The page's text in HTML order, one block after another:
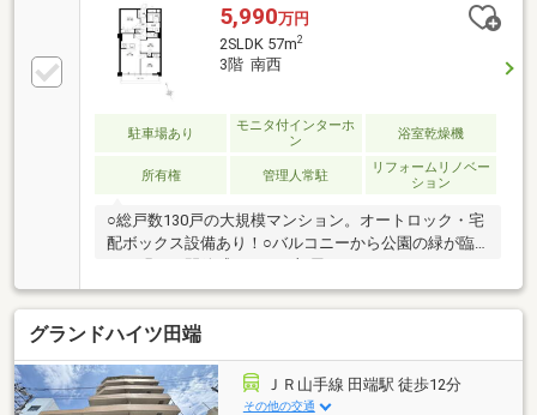
ローリング、クロス張替え・専有部給排水管交換・ハ
ウスクリーニング 等○管理体制良好○2020年大規模修
繕工事実施済○ご都合に合わせて現地ご見学いただけ
ます。 お気軽にお問い合わせください！
5,990万円
2SLDK 57m2
3階 南西
駐車場あり
モニタ付インターホ
ン
浴室乾燥機
所有権 管理人常駐
リフォームリノベー
ション
○総戸数130戸の大規模マンション。オートロック・宅
配ボックス設備あり！○バルコニーから公園の緑が臨
を新設♪家族との会話を楽しみながらお料理ができま
す○全洋室クローゼット付き！廊下には物入もあり、
整理しやすい室内○徒歩5分圏内に、スーパーやコンビ
ニ、ドラッグストアが揃い便利です◎リノベーション
内容（2026年6月完了）■システムキッチン■ユニット
バス（追焚機能付）■洗面化粧台■トイレ（温水洗浄便
グランドハイツ田端
ＪＲ山手線 田端駅 徒歩12分
その他の交通